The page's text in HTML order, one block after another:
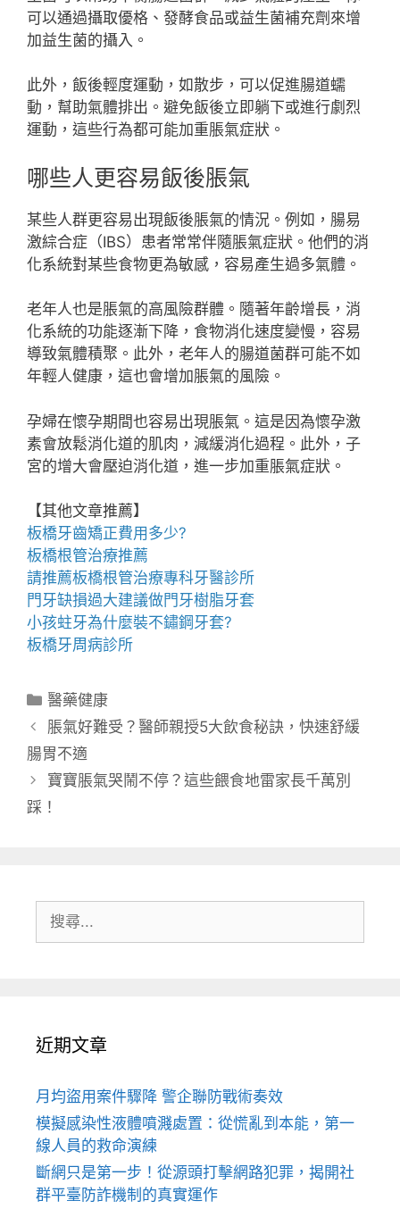
可以通過攝取優格、發酵食品或益生菌補充劑來增
加益生菌的攝入。
此外，飯後輕度運動，如散步，可以促進腸道蠕
動，幫助氣體排出。避免飯後立即躺下或進行劇烈
運動，這些行為都可能加重脹氣症狀。
哪些人更容易飯後脹氣
某些人群更容易出現飯後脹氣的情況。例如，腸易
激綜合症（IBS）患者常常伴隨脹氣症狀。他們的消
化系統對某些食物更為敏感，容易產生過多氣體。
老年人也是脹氣的高風險群體。隨著年齡增長，消
化系統的功能逐漸下降，食物消化速度變慢，容易
導致氣體積聚。此外，老年人的腸道菌群可能不如
年輕人健康，這也會增加脹氣的風險。
孕婦在懷孕期間也容易出現脹氣。這是因為懷孕激
素會放鬆消化道的肌肉，減緩消化過程。此外，子
宮的增大會壓迫消化道，進一步加重脹氣症狀。
【其他文章推薦】
板橋牙齒矯正費用多少?
板橋根管治療推薦
請推薦板橋根管治療專科牙醫診所
門牙缺損過大建議做門牙樹脂牙套
小孩蛀牙為什麼裝不鏽鋼牙套?
板橋牙周病診所
分
類
醫藥健康
脹氣好難受？醫師親授5大飲食秘訣，快速舒緩
腸胃不適
寶寶脹氣哭鬧不停？這些餵食地雷家長千萬別
踩！
尋:
近期文章
月均盜用案件驟降 警企聯防戰術奏效
模擬感染性液體噴濺處置：從慌亂到本能，第一
線人員的救命演練
斷網只是第一步！從源頭打擊網路犯罪，揭開社
群平臺防詐機制的真實運作